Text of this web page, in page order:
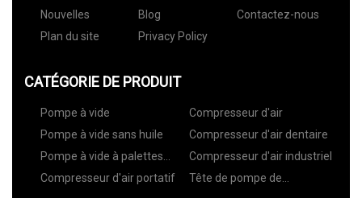
Nouvelles
Blog
Contactez-nous
Plan du site
Privacy Policy
CATÉGORIE DE PRODUIT
Pompe à vide
Compresseur d'air
Pompe à vide sans huile
Compresseur d'air dentaire
Pompe à vide à palettes
rotatives
Compresseur d'air industriel
Compresseur d'air portatif
Tête de pompe de